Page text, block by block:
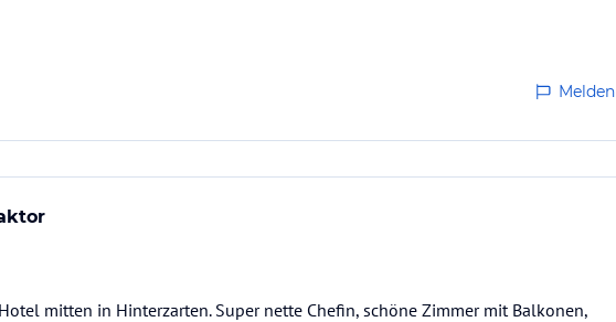
Melden
mitten in Hinterzarten. Super nette Chefin, schöne Zimmer mit Balkonen,